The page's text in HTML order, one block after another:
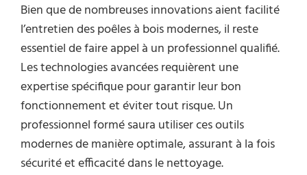
Bien que de nombreuses innovations aient facilité
l’entretien des poêles à bois modernes, il reste
essentiel de faire appel à un professionnel qualifié.
Les technologies avancées requièrent une
expertise spécifique pour garantir leur bon
fonctionnement et éviter tout risque. Un
professionnel formé saura utiliser ces outils
modernes de manière optimale, assurant à la fois
sécurité et efficacité dans le nettoyage.